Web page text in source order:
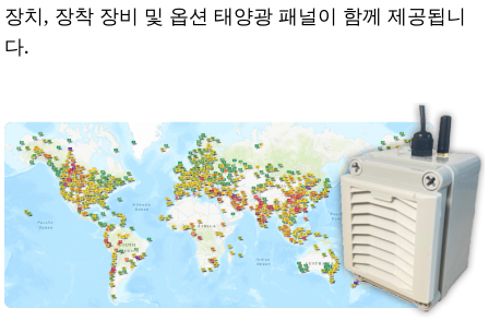
장치, 장착 장비 및 옵션 태양광 패널이 함께 제공됩니
다.